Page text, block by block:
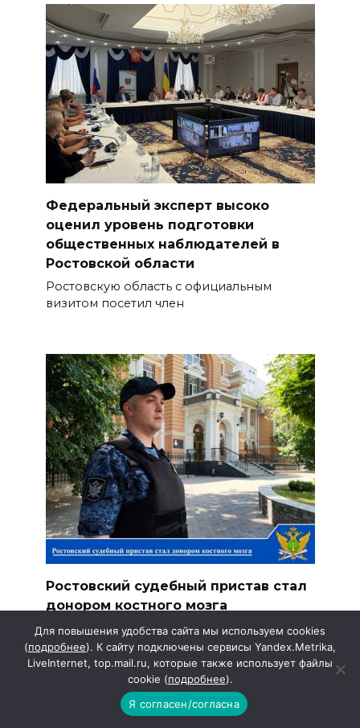
Федеральный эксперт высоко
оценил уровень подготовки
общественных наблюдателей в
Ростовской области
Ростовскую область с официальным
визитом посетил член
Ростовский судебный пристав стал
донором костного мозга
37-летний судебный пристав по ОУПДС
ГУФССП России по
Для повышения удобства сайта мы используем cookies
(подробнее). К сайту подключены сервисы Yandex.Metrika,
LiveInternet, top.mail.ru, которые также использует файлы
cookie (подробнее).
Я согласен/согласна